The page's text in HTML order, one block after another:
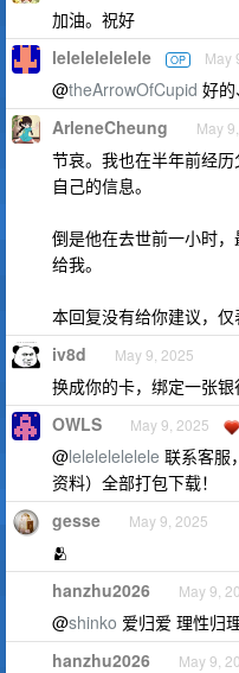
加油。祝好
lelelelelelele OP May
@theArrowOfCupid 好
ArleneCheung May
节哀。我也在半年前经
自己的信息。
倒是他在去世前一小时
给我。
本回复没有给你建议，仅
iv8d May 9, 2025
换成你的卡，绑定一张
OWLS May 9, 2025
@lelelelelelele 联系客服
资料）全部打包下载！
gesse May 9, 2025
🫂
hanzhu2026 May 9,
@shinko 爱归爱 理性归
hanzhu2026 May 9,